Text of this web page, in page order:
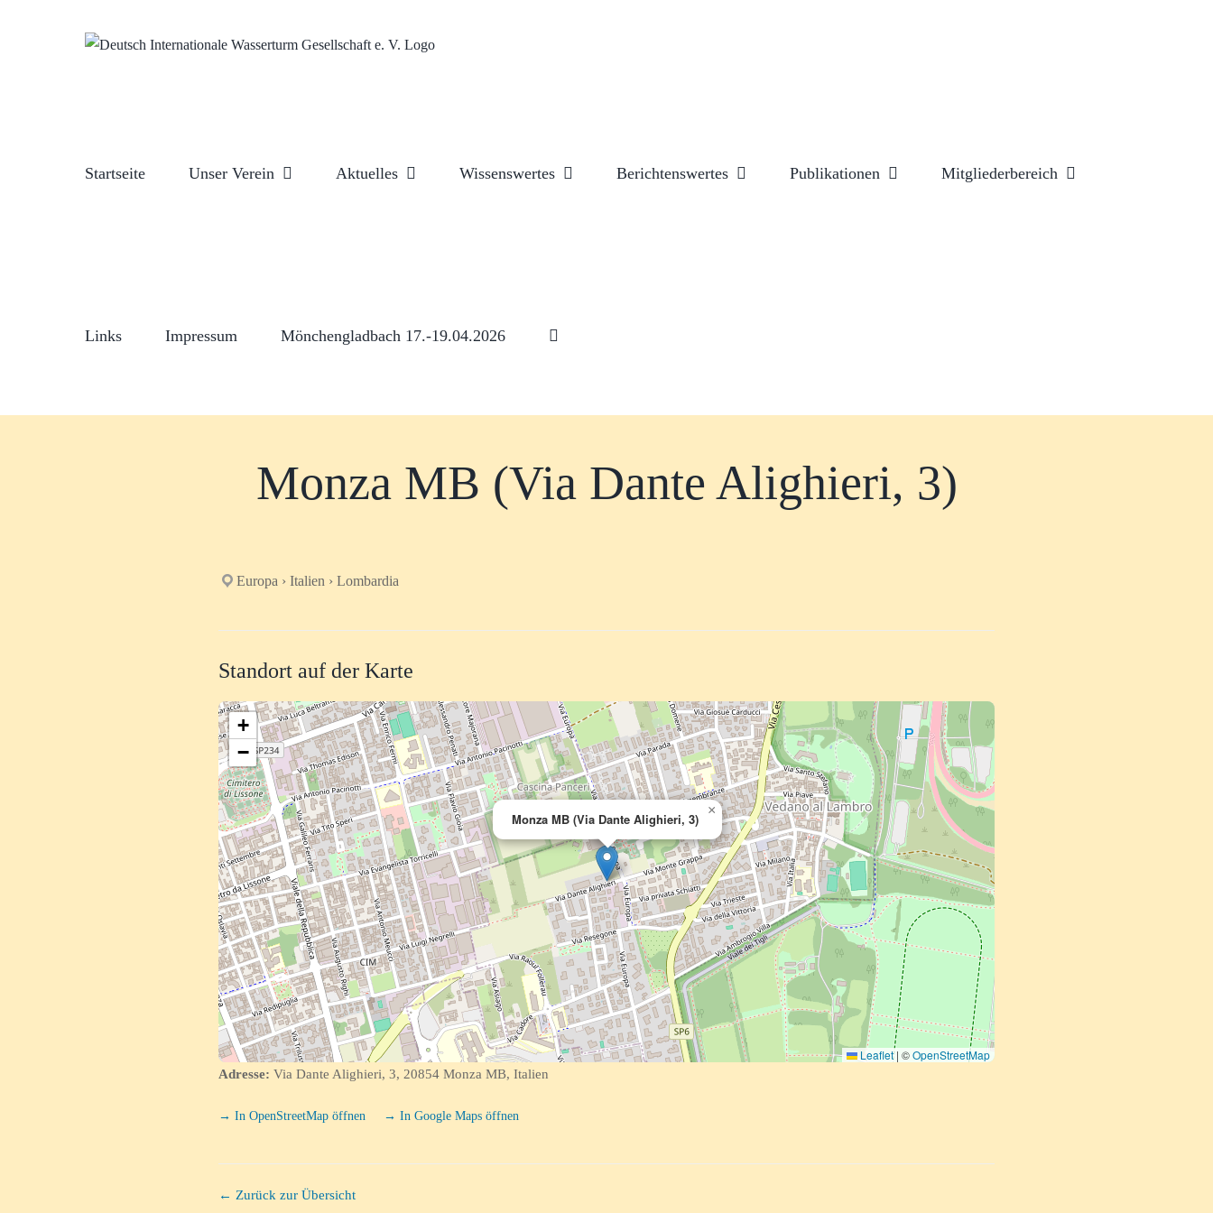
Startseite Unser Verein Aktuelles Wissenswertes Berichtenswertes Publikationen Mitgliederbereich
Links Impressum Mönchengladbach 17.-19.04.2026
Monza MB (Via Dante Alighieri, 3)
Europa › Italien › Lombardia
Standort auf der Karte
Monza MB (Via Dante Alighieri, 3)
×
+
−
Leaflet | ©OpenStreetMap
Adresse: Via Dante Alighieri, 3, 20854 Monza MB, Italien
→ In OpenStreetMap öffnen → In Google Maps öffnen
← Zurück zur Übersicht